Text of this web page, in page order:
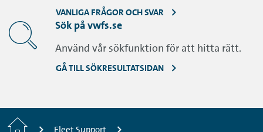
VANLIGA FRÅGOR OCH SVAR
Sök på vwfs.se
Använd vår sökfunktion för att hitta rätt.
GÅ TILL SÖKRESULTATSIDAN
StartsidaFleet Support